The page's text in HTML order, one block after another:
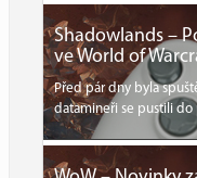
Shadowlands –
ve World of
Před pár dny byla
datamineři se pustili